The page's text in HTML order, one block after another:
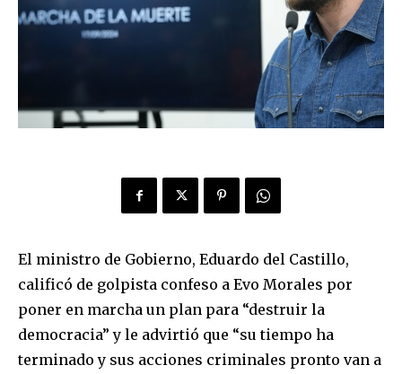
El ministro de Gobierno, Eduardo del Castillo,
calificó de golpista confeso a Evo Morales por
poner en marcha un plan para “destruir la
democracia” y le advirtió que “su tiempo ha
terminado y sus acciones criminales pronto van a